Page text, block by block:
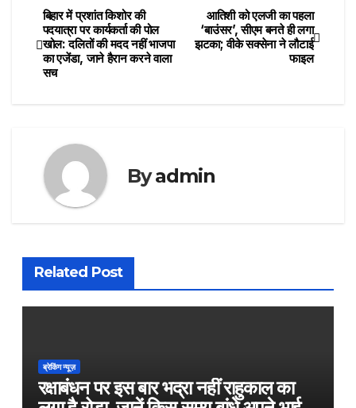
Post
navigation
आतिशी को एलजी का पहला
‘बाउंसर’, सीएम बनते ही लगा
झटका; वीके सक्सेना ने लौटाई
फाइल
बिहार में प्रशांत किशोर की
पदयात्रा पर कार्यकर्ता की पोल
खोल: दलितों की मदद नहीं भाजपा
का एजेंडा, जाने हैरान करने वाला
सच
Byadmin
Related Post
ब्रेकिंग न्यूज़
रक्षाबंधन पर इस बार भद्रा नहीं राहुकाल का